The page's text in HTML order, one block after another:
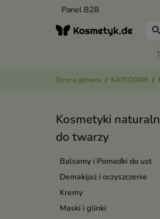
Panel B2B
search
Strona główna KATEGORIE
Kosmetyki
do twarzy
Balsamy i Pomadki do ust
Demakijaż i oczyszczenie
Kremy
Maski i glinki